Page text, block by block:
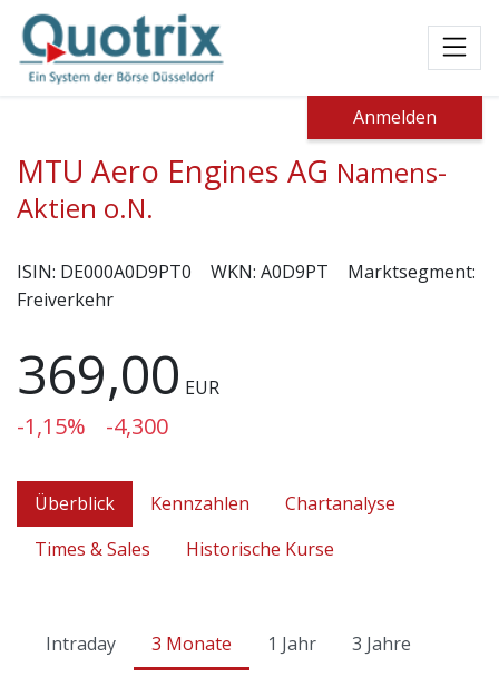
Anmelden
MTU Aero Engines AG Namens-
Aktien o.N.
ISIN: DE000A0D9PT0 WKN: A0D9PT
Marktsegment:
Freiverkehr
369,00 EUR
-1,15% -4,300
Überblick Kennzahlen
Chartanalyse
Times & Sales
Historische Kurse
Intraday 3 Monate 1 Jahr
3 Jahre